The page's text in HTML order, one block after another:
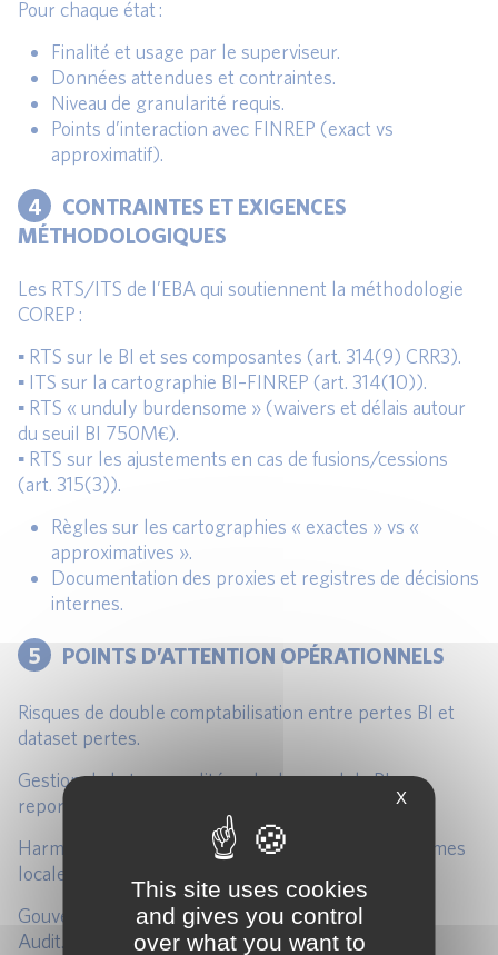
Pour chaque état :
Finalité et usage par le superviseur.
Données attendues et contraintes.
Niveau de granularité requis.
Points d’interaction avec FINREP (exact vs
approximatif).
4
CONTRAINTES ET EXIGENCES
MÉTHODOLOGIQUES
Les RTS/ITS de l’EBA qui soutiennent la méthodologie
COREP :
▪ RTS sur le BI et ses composantes (art. 314(9) CRR3).
▪ ITS sur la cartographie BI–FINREP (art. 314(10)).
▪ RTS « unduly burdensome » (waivers et délais autour
du seuil BI 750M€).
▪ RTS sur les ajustements en cas de fusions/cessions
(art. 315(3)).
Règles sur les cartographies « exactes » vs «
approximatives ».
Documentation des proxies et registres de décisions
internes.
5 POINTS D’ATTENTION OPÉRATIONNELS
Risques de double comptabilisation entre pertes BI et
dataset pertes.
Gestion de la temporalité : calcul annuel du BI vs
reporting COREP trimestriel.
Harmonisation FINREP/COREP, notamment en normes
locales (nGAAP).
Gouvernance : coordination Risque / Finance / IT /
Audit.
X
This site uses cookies
and gives you control
over what you want to